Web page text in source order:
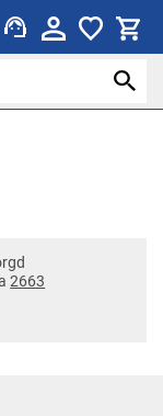
support_agent
2663